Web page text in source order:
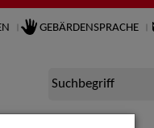
GEBÄRDENSPRACHE
Suchbegriff